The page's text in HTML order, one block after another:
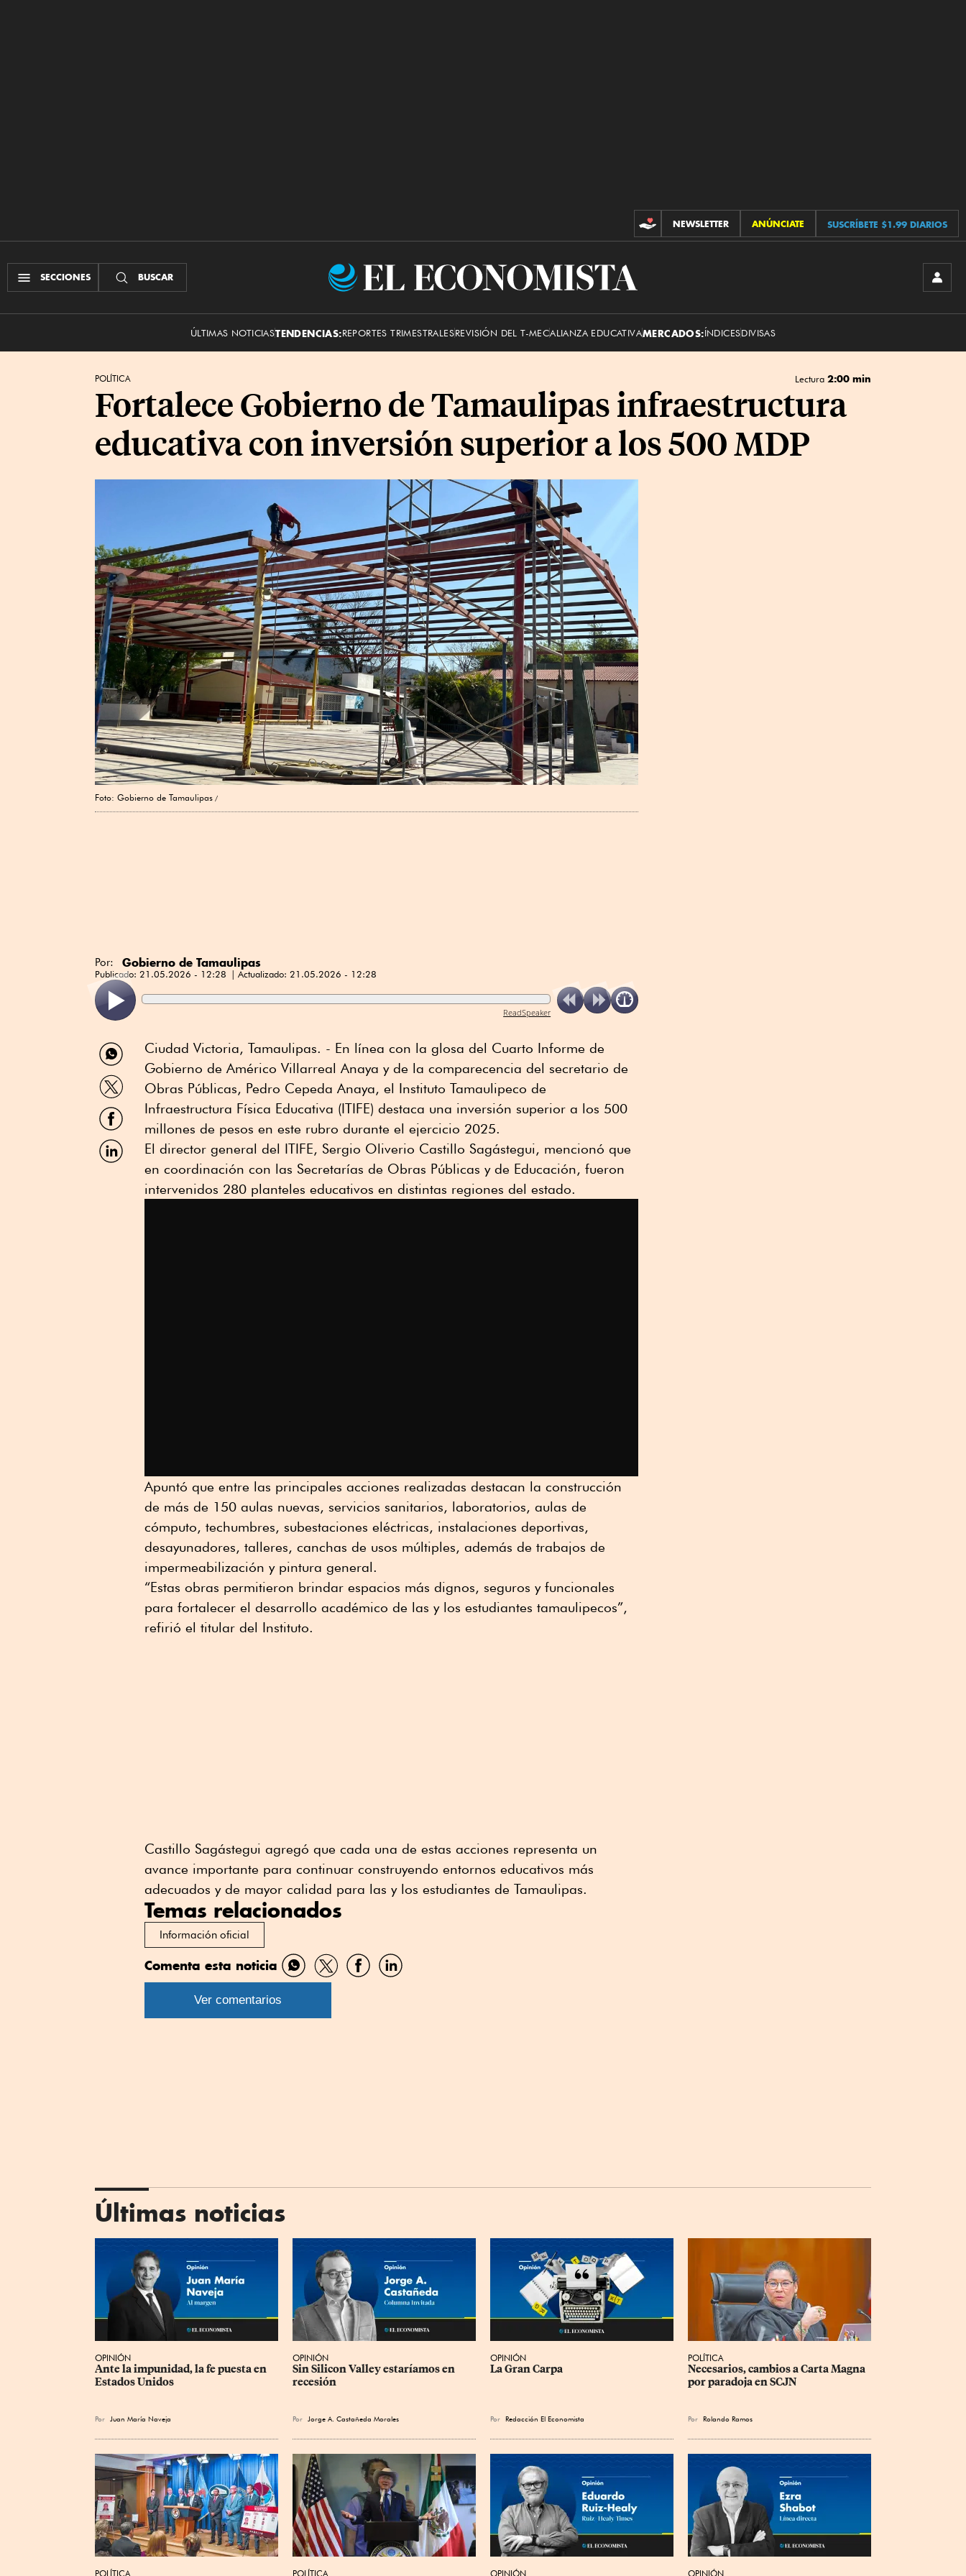
CONTRIBUCIONES
NEWSLETTER ANÚNCIATE SUSCRÍBETE $1.99 DIARIOS
SECCIONES BUSCAR
El
ÚLTIMAS NOTICIASTENDENCIAS:REPORTES TRIMESTRALESREVISIÓN DEL T-MECALIANZA EDUCATIVAMERCADOS:ÍNDICESDIVISAS
POLÍTICA Lectura 2:00 min
Fortalece Gobierno de Tamaulipas infraestructura
educativa con inversión superior a los 500 MDP
Foto: Gobierno de Tamaulipas
Por: Gobierno de Tamaulipas
Publicado: 21.05.2026 - 12:28 Actualizado: 21.05.2026 - 12:28
ReadSpeaker
Compartir
por
WhatsApp
Compartir
por
Twitter
Compartir
por
Facebook
Compartir
por
Ciudad Victoria, Tamaulipas. - En línea con la glosa del Cuarto Informe de
Gobierno de Américo Villarreal Anaya y de la comparecencia del secretario de
Obras Públicas, Pedro Cepeda Anaya, el Instituto Tamaulipeco de
Infraestructura Física Educativa (ITIFE) destaca una inversión superior a los 500
millones de pesos en este rubro durante el ejercicio 2025.
El director general del ITIFE, Sergio Oliverio Castillo Sagástegui, mencionó que
en coordinación con las Secretarías de Obras Públicas y de Educación, fueron
intervenidos 280 planteles educativos en distintas regiones del estado.
Apuntó que entre las principales acciones realizadas destacan la construcción
de más de 150 aulas nuevas, servicios sanitarios, laboratorios, aulas de
cómputo, techumbres, subestaciones eléctricas, instalaciones deportivas,
desayunadores, talleres, canchas de usos múltiples, además de trabajos de
impermeabilización y pintura general.
“Estas obras permitieron brindar espacios más dignos, seguros y funcionales
para fortalecer el desarrollo académico de las y los estudiantes tamaulipecos”,
refirió el titular del Instituto.
Castillo Sagástegui agregó que cada una de estas acciones representa un
avance importante para continuar construyendo entornos educativos más
adecuados y de mayor calidad para las y los estudiantes de Tamaulipas.
Temas relacionados
Información oficial
Comenta esta noticia
Compartir
por
Compartir
por
CompartirCompartir
Ver comentarios
Últimas noticias
OPINIÓN
Ante la impunidad, la fe puesta en
Estados Unidos
Por Juan María Naveja
OPINIÓN
Sin Silicon Valley estaríamos en
recesión
Por Jorge A. Castañeda Morales
OPINIÓN
La Gran Carpa
Por Redacción El Economista
POLÍTICA
Necesarios, cambios a Carta Magna
por paradoja en SCJN
Por Rolando Ramos
POLÍTICA POLÍTICA OPINIÓN OPINIÓN